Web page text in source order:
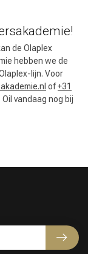
de Olaplex
hebben we de
lijn. Voor
of+31
vandaag nog bij